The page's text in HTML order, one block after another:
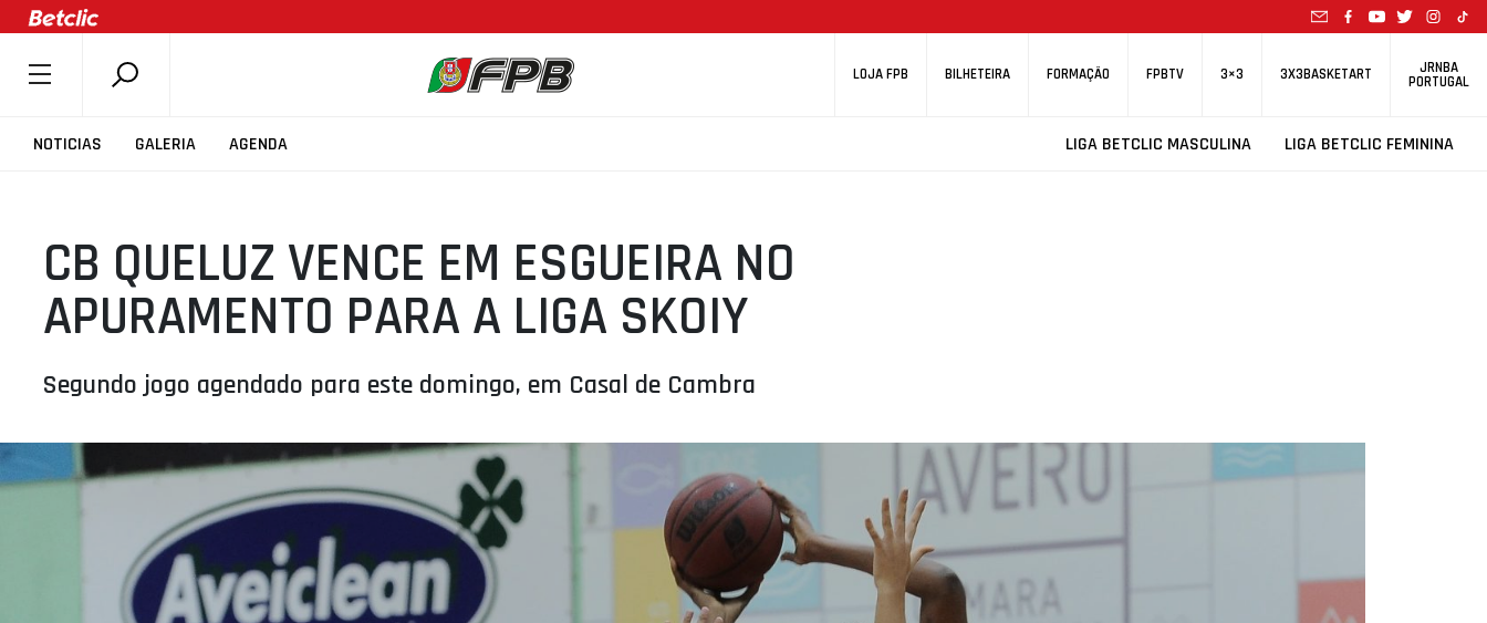
LOJA FPB BILHETEIRA FORMAÇÃO FPBTV 3×3 3X3BASKETART JRNBA
PORTUGAL
NOTICIAS GALERIA AGENDA LIGA BETCLIC MASCULINA LIGA BETCLIC FEMININA
SOBRE A FPB
COMPETIÇÕES
ASSOCIAÇÕES
CLUBES
AGENTES
AGENDA
SELEÇÕES
MINIBASQUETE
ÁREA TÉCNICA
PROJETOS
CB QUELUZ VENCE EM ESGUEIRA NO
APURAMENTO PARA A LIGA SKOIY
Segundo jogo agendado para este domingo, em Casal de Cambra